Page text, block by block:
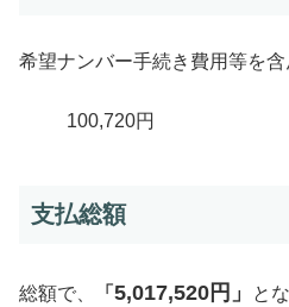
希望ナンバー手続き費用等を含
100,720円
支払総額
総額で、 「 5,017,520円」 と